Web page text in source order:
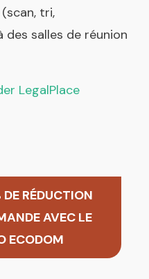
tri,
salles de réunion
LegalPlace
RÉDUCTION
AVEC LE
ECODOM